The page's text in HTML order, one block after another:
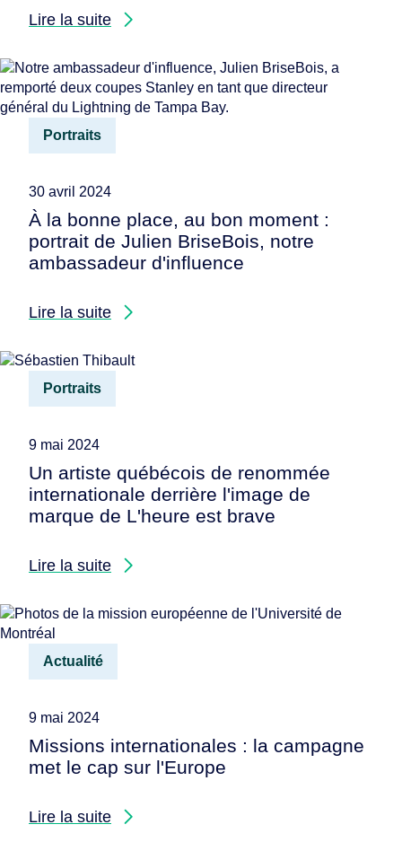
Lire la suite
Portraits
30 avril 2024
À la bonne place, au bon moment :
portrait de Julien BriseBois, notre
ambassadeur d'influence
Lire la suite
Portraits
9 mai 2024
Un artiste québécois de renommée
internationale derrière l'image de
marque de L'heure est brave
Lire la suite
Actualité
9 mai 2024
Missions internationales : la campagne
met le cap sur l'Europe
Lire la suite